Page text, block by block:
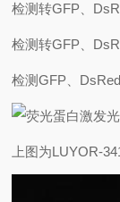
检测转GFP、
检测转GFP、
检测GFP、
上图为LUYOR-